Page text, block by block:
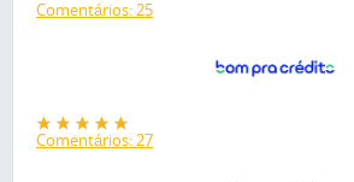
Comentários: 25
Comentários: 27